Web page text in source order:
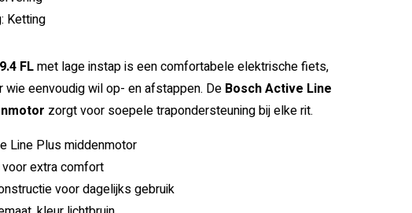
Ketting
FLmet lage instap is een comfortabele elektrische fiets,
eenvoudig wil op- en afstappen. De Bosch Active Line
zorgt voor soepele trapondersteuning bij elke rit.
Line Plus middenmotor
extra comfort
voor dagelijks gebruik